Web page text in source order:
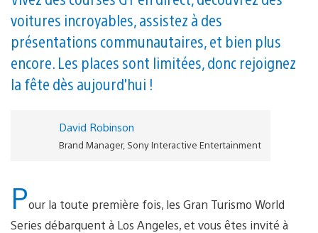
voitures incroyables, assistez à des
présentations communautaires, et bien plus
encore. Les places sont limitées, donc rejoignez
la fête dès aujourd'hui !
David Robinson
Brand Manager, Sony Interactive Entertainment
Pour la toute première fois, les Gran Turismo World
Series débarquent à Los Angeles, et vous êtes invité à